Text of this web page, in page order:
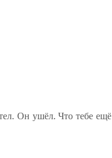
Он ушёл. Что тебе ещё